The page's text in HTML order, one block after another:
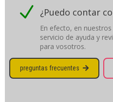
N ¿Puedo contar
En efecto, en
servicio de ayuda y
para vosotros.
preguntas frecuentes 